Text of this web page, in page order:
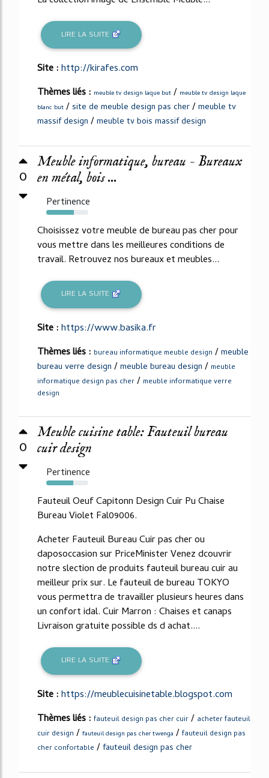
LIRE LA SUITE
Site :http://kirafes.com
Thèmes liés : meuble tv design laque but / meuble tv design laque
blanc but /site de meuble design pas cher/meuble tv
massif design /meuble tv bois massif design
0
Meuble informatique, bureau - Bureaux
en métal, bois ...
Pertinence
65%
Choisissez votre meuble de bureau pas cher pour
vous mettre dans les meilleures conditions de
travail. Retrouvez nos bureaux et meubles...
LIRE LA SUITE
Site :https://www.basika.fr
Thèmes liés : bureau informatique meuble design /meuble
bureau verre design /meuble bureau design / meuble
informatique design pas cher / meuble informatique verre
design
0
Meuble cuisine table: Fauteuil bureau
cuir design
Pertinence
64%
Fauteuil Oeuf Capitonn Design Cuir Pu Chaise
Bureau Violet Fal09006.
Acheter Fauteuil Bureau Cuir pas cher ou
daposoccasion sur PriceMinister Venez dcouvrir
notre slection de produits fauteuil bureau cuir au
meilleur prix sur. Le fauteuil de bureau TOKYO
vous permettra de travailler plusieurs heures dans
un confort idal. Cuir Marron : Chaises et canaps
Livraison gratuite possible ds d achat....
LIRE LA SUITE
Site :https://meublecuisinetable.blogspot.com
Thèmes liés : fauteuil design pas cher cuir / acheter fauteuil
cuir design / fauteuil design pas cher twenga / fauteuil design pas
cher confortable /fauteuil design pas cher